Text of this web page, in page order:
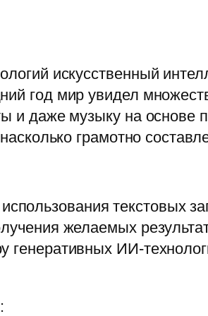
искусственный
год мир увидел
и даже музыку на основе
грамотно
текстовых
желаемых
генеративных